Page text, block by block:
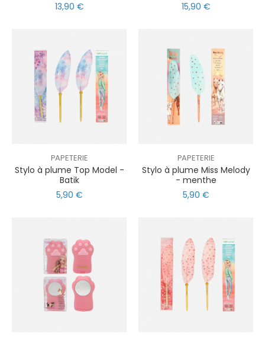
13,90 €
15,90 €
PAPETERIE
Stylo à plume Top Model -
Batik
5,90 €
PAPETERIE
Stylo à plume Miss Melody
- menthe
5,90 €